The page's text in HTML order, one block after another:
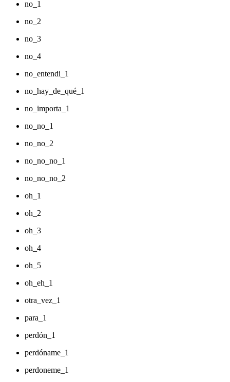
no_1
no_2
no_3
no_4
no_entendi_1
no_hay_de_qué_1
no_importa_1
no_no_1
no_no_2
no_no_no_1
no_no_no_2
oh_1
oh_2
oh_3
oh_4
oh_5
oh_eh_1
otra_vez_1
para_1
perdón_1
perdóname_1
perdoneme_1